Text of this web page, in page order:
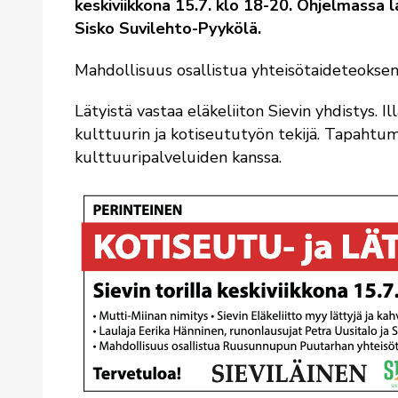
keskiviikkona 15.7. klo 18-20.
Sisko Suvilehto-Pyykölä.
Mahdollisuus osallistua
Lätyistä vastaa eläkeliiton Sievin yhdistys.
kulttuurin ja kotiseututyön tekijä.
kulttuuripalveluiden kanssa.